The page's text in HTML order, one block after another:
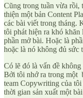
Cũng trong tuần vừa rồi,
thiện một bản Content
các bài viết trong tháng.
tôi phát hiện ra khó khăn
phần mở bài. Hoặc là
hoặc là nó không đủ
Có lẽ đó là vấn đề
Bởi tôi nhớ ra trong một
team Copywriting của tôi
thời gian sản xuất một